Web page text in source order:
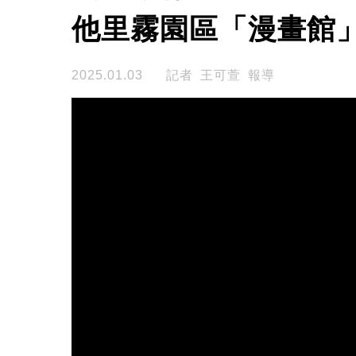
他里霧園區「漫畫館
2025.01.03 記者 王可萱 報導